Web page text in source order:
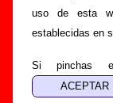
uso de esta
establecidas en
Si pinchas
disco, también
información a
de las
responsables